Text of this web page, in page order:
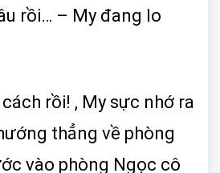
rồi… – My đang lo
rồi! , My sực nhớ ra
thẳng về phòng
vào phòng Ngọc cô